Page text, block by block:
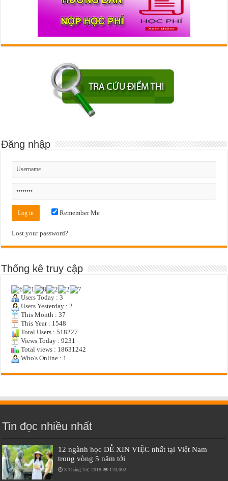
Đăng nhập
Remember Me
Lost your password?
Thống kê truy cập
Users Today : 3
Users Yesterday : 2
This Month : 37
This Year : 1548
Total Users : 518227
Views Today : 9231
Total views : 18631242
Who's Online : 1
Tin đọc nhiều nhất
12 ngành học DỄ XIN VIỆC nhất tại Việt Nam
trong vòng 5 năm tới
3 Tháng Tư, 2018 170,002